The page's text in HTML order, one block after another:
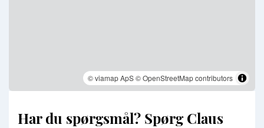
© viamap ApS© OpenStreetMap contributors
Har du spørgsmål? Spørg Claus